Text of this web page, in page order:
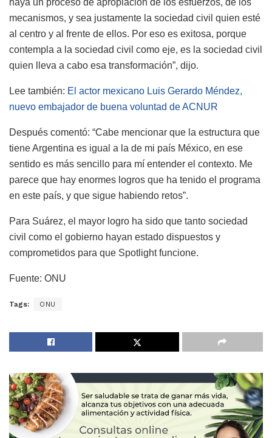
haya un proceso de apropiación de los esfuerzos, de los
mecanismos, y sea justamente la sociedad civil quien esté
al centro y al frente de ellos. Por eso es exitosa, porque
contempla a la sociedad civil como eje, es la sociedad civil
quien lleva a cabo esa transformación”, dijo.
Lee también: El actor mexicano Luis Gerardo Méndez,
nuevo embajador de buena voluntad de ACNUR
Después comentó: “Cabe mencionar que la estructura que
tiene Argentina es igual a la de mi país México, en ese
sentido es más sencillo para mí entender el contexto. Me
parece que hay enormes logros que ha tenido el programa
en este país, y que sigue habiendo retos”.
Para Suárez, el mayor logro ha sido que tanto sociedad
civil como el gobierno hayan estado dispuestos y
comprometidos para que Spotlight funcione.
Fuente: ONU
Tags: ONU